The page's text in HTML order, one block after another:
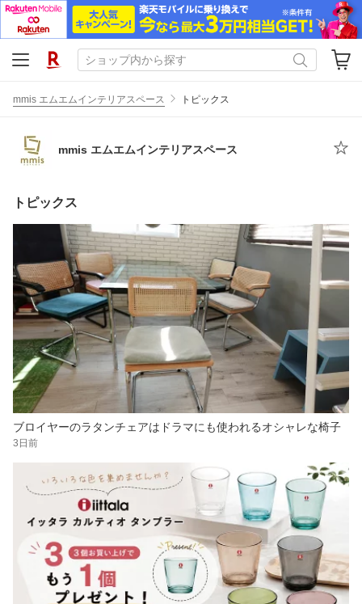
mmis エムエムインテリアスペース トピックス
mmis エムエムインテリアスペース
トピックス
ブロイヤーのラタンチェアはドラマにも使われるオシャレな椅子
3日前